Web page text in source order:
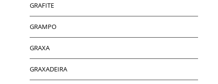
GRAFITE
GRAMPO
GRAXA
GRAXADEIRA